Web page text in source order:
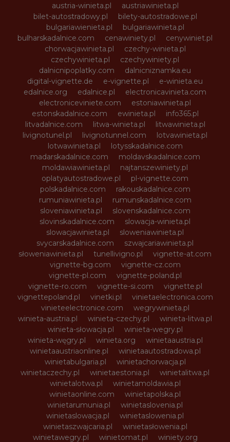
austria-winieta.pl
austriawinieta.pl
bilet-autostradowy.pl
bilety-autostradowe.pl
bulgariawienieta.pl
bulgariawinieta.pl
bulharskadalnice.com
cenawiniety.pl
cenywiniet.pl
chorwacjawinieta.pl
czechy-winieta.pl
czechywinieta.pl
czechywiniety.pl
dalnicnipoplatky.com
dalnicniznamka.eu
digital-vignette.de
e-vignette.pl
e-winieta.eu
edalnice.org
edalnice.pl
electronicavinieta.com
electroniceviniete.com
estoniawinieta.pl
estonskadalnice.com
ewinieta.pl
info365.pl
litvadalnice.com
litwa-winieta.pl
litwawinieta.pl
livignotunel.pl
livignotunnel.com
lotvawinieta.pl
lotwawinieta.pl
lotysskadalnice.com
madarskadalnice.com
moldavskadalnice.com
moldawiawinieta.pl
najtanszewiniety.pl
oplatyautostradowe.pl
pl-vignette.com
polskadalnice.com
rakouskadalnice.com
rumuniawinieta.pl
rumunskadalnice.com
sloveniawinieta.pl
slovenskadalnice.com
slovinskadalnice.com
slowacja-winieta.pl
slowacjawinieta.pl
sloweniawinieta.pl
svycarskadalnice.com
szwajcariawinieta.pl
słoweniawinieta.pl
tunellivigno.pl
vignette-at.com
vignette-bg.com
vignette-cz.com
vignette-pl.com
vignette-poland.pl
vignette-ro.com
vignette-si.com
vignette.pl
vignettepoland.pl
vinetki.pl
vinietaelectronica.com
vinieteelectronice.com
wegrywinieta.pl
winieta-austria.pl
winieta-czechy.pl
winieta-litwa.pl
winieta-słowacja.pl
winieta-wegry.pl
winieta-węgry.pl
winieta.org
winietaaustria.pl
winietaaustriaonline.pl
winietaautostradowa.pl
winietabulgaria.pl
winietachorwacja.pl
winietaczechy.pl
winietaestonia.pl
winietalitwa.pl
winietalotwa.pl
winietamoldawia.pl
winietaonline.com
winietapolska.pl
winietarumunia.pl
winietaslovenia.pl
winietaslowacja.pl
winietaslowenia.pl
winietaszwajcaria.pl
winietasłowenia.pl
winietawegry.pl
winietomat.pl winiety.org